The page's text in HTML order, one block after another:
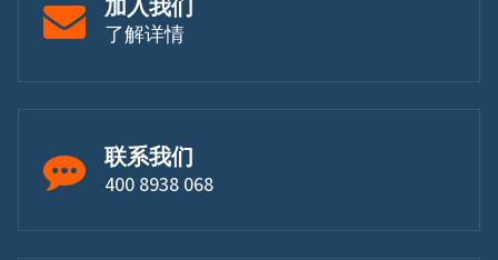
加入我们
了解详情
联系我们
400 8938 068